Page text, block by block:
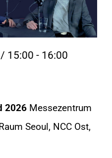
15:00 - 16:00
2026 Messezentrum
Seoul, NCC Ost,